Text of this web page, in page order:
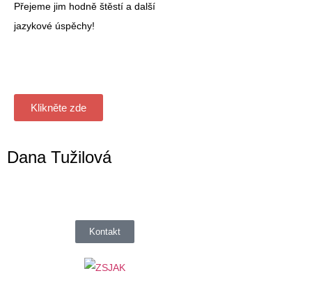
Přejeme jim hodně štěstí a další
jazykové úspěchy!
Klikněte zde
Dana Tužilová
Kontakt